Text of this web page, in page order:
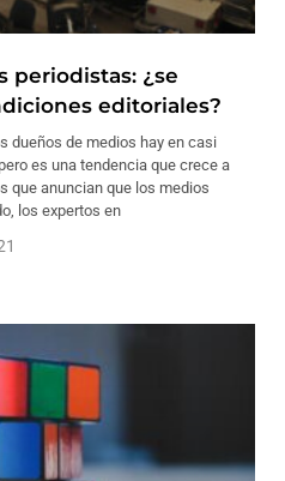
periodistas: ¿se
editoriales?
dueños de medios hay en casi
es una tendencia que crece a
que anuncian que los medios
los expertos en